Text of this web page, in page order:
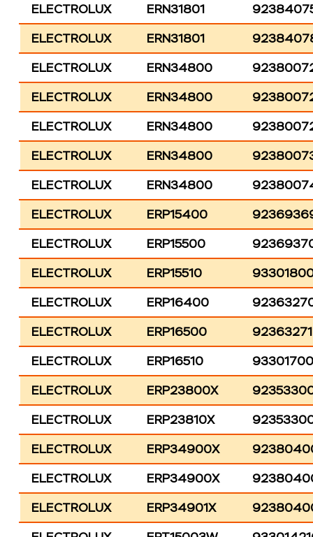
ELECTROLUX
ERN31801
ELECTROLUX
ERN31801
ELECTROLUX
ERN34800
ELECTROLUX
ERN34800
ELECTROLUX
ERN34800
ELECTROLUX
ERN34800
ELECTROLUX
ERN34800
ELECTROLUX
ERP15400
ELECTROLUX
ERP15500
ELECTROLUX
ERP15510
ELECTROLUX
ERP16400
ELECTROLUX
ERP16500
ELECTROLUX
ERP16510
ELECTROLUX
ERP23800X
ELECTROLUX
ERP23810X
ELECTROLUX
ERP34900X
ELECTROLUX
ERP34900X
ELECTROLUX
ERP34901X